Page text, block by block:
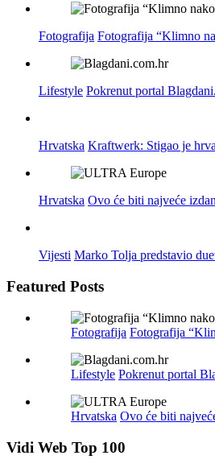
Fotografija Fotografija “Klimno
Lifestyle Pokrenut portal
Hrvatska Kraftwerk: Stigao je
Hrvatska Ovo će biti najveće
Vijesti Marko Tolja predstavio
Featured Posts
Fotografija Fotografija
Lifestyle Pokrenut portal
Hrvatska Ovo će biti
Vidi Web Top 100